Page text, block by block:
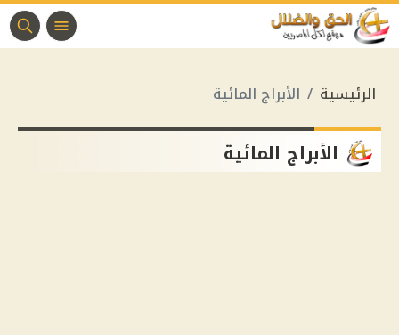
الرئيسية الأبراج المائية
الأبراج المائية